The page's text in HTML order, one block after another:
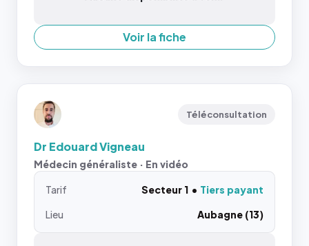
Voir la fiche
Téléconsultation
Dr Edouard Vigneau
Médecin généraliste · En vidéo
Tarif Secteur 1
Tiers payant
Lieu
Aubagne (13)